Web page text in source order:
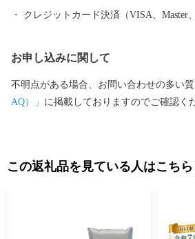
クレジットカード決済（VISA、Master
お申し込みに関して
不明点がある場合、お問い合わせの多い
AQ）」 に掲載しておりますのでご確認く
この返礼品を見ている人はこち